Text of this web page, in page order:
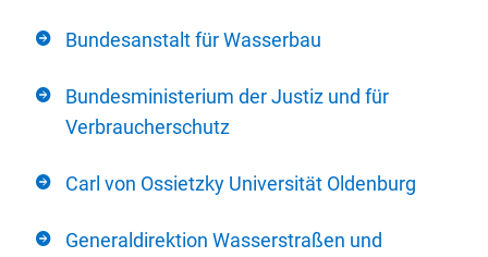
Bundesanstalt für Wasserbau
Bundesministerium der Justiz und für
Verbraucherschutz
Carl von Ossietzky Universität Oldenburg
Generaldirektion Wasserstraßen und